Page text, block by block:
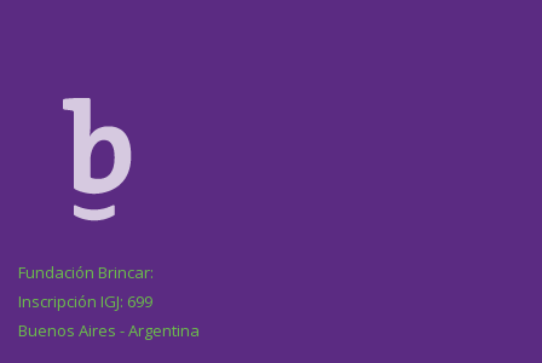
Fundación Brincar:
Inscripción IGJ: 699
Buenos Aires - Argentina